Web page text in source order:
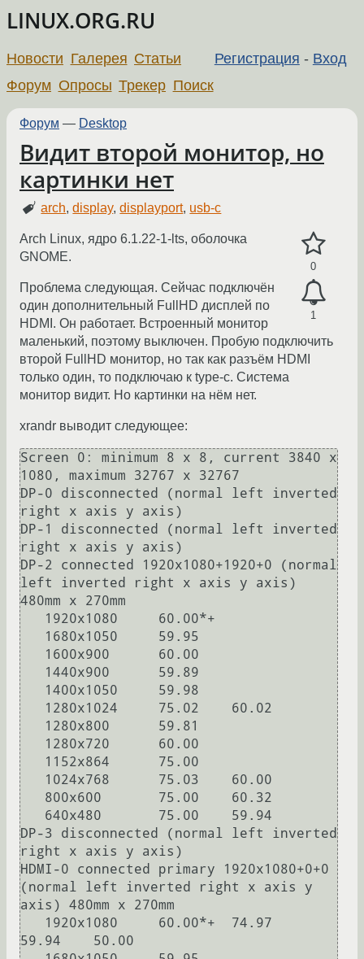
LINUX.ORG.RU
Регистрация - Вход
Новости Галерея Статьи
Форум Опросы Трекер Поиск
Форум — Desktop
Видит второй монитор, но
картинки нет
arch,display,displayport, usb-c
0
1
Arch Linux, ядро 6.1.22-1-lts, оболочка
GNOME.
Проблема следующая. Сейчас подключён
один дополнительный FullHD дисплей по
HDMI. Он работает. Встроенный монитор
маленький, поэтому выключен. Пробую подключить
второй FullHD монитор, но так как разъём HDMI
только один, то подключаю к type-c. Система
монитор видит. Но картинки на нём нет.
xrandr выводит следующее:
Screen 0: minimum 8 x 8, current 3840 x
1080, maximum 32767 x 32767
DP-0 disconnected (normal left inverted
right x axis y axis)
DP-1 disconnected (normal left inverted
right x axis y axis)
DP-2 connected 1920x1080+1920+0 (normal
left inverted right x axis y axis)
480mm x 270mm
DP-3 disconnected (normal left inverted
right x axis y axis)
HDMI-0 connected primary 1920x1080+0+0
(normal left inverted right x axis y
axis) 480mm x 270mm
59.94    50.00